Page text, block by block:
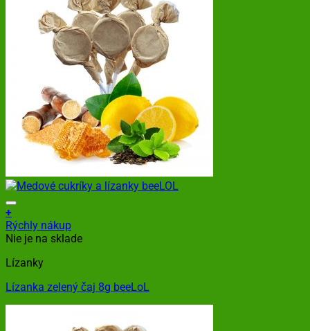
+
Rýchly nákup
Nie je na sklade
Lízanky
Lízanka zelený čaj 8g beeLoL